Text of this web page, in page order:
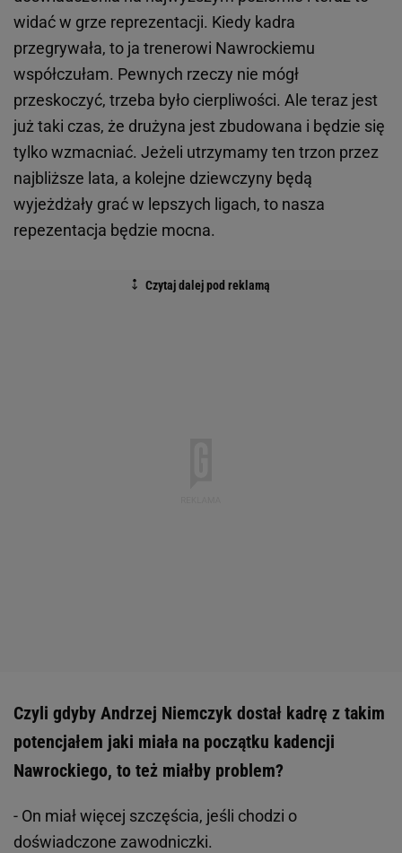
widać w grze reprezentacji. Kiedy kadra
przegrywała, to ja trenerowi Nawrockiemu
współczułam. Pewnych rzeczy nie mógł
przeskoczyć, trzeba było cierpliwości. Ale teraz jest
już taki czas, że drużyna jest zbudowana i będzie się
tylko wzmacniać. Jeżeli utrzymamy ten trzon przez
najbliższe lata, a kolejne dziewczyny będą
wyjeżdżały grać w lepszych ligach, to nasza
repezentacja będzie mocna.
Czyli gdyby Andrzej Niemczyk dostał kadrę z takim
potencjałem jaki miała na początku kadencji
Nawrockiego, to też miałby problem?
- On miał więcej szczęścia, jeśli chodzi o
doświadczone zawodniczki.